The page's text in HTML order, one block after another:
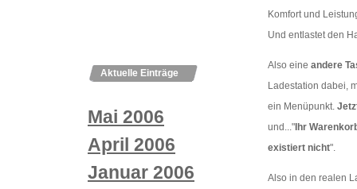
Komfort und
Und entlastet den
Also eine andere
Ladestation dabei,
ein Menüpunkt.
und..."Ihr
existiert nicht".
Also in den realen
Aktuelle Einträge
Mai 2006
April 2006
Januar 2006